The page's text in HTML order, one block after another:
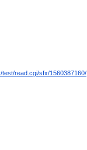
test/read.cgi/sfx/1560387160/